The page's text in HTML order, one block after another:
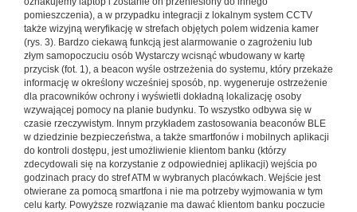
pomieszczenia), a w przypadku integracji z lokalnym system CCTV
także wizyjną weryfikację w strefach objętych polem widzenia kamer
(rys. 3). Bardzo ciekawą funkcją jest alarmowanie o zagrożeniu lub
złym samopoczuciu osób Wystarczy wcisnąć wbudowany w kartę
przycisk (fot. 1), a beacon wyśle ostrzeżenia do systemu, który przekaże
informację w określony wcześniej sposób, np. wygeneruje ostrzeżenie
dla pracowników ochrony i wyświetli dokładną lokalizację osoby
wzywającej pomocy na planie budynku. To wszystko odbywa się w
czasie rzeczywistym. Innym przykładem zastosowania beaconów BLE
w dziedzinie bezpieczeństwa, a także smartfonów i mobilnych aplikacji
do kontroli dostępu, jest umożliwienie klientom banku (którzy
zdecydowali się na korzystanie z odpowiedniej aplikacji) wejścia po
godzinach pracy do stref ATM w wybranych placówkach. Wejście jest
otwierane za pomocą smartfona i nie ma potrzeby wyjmowania w tym
celu karty. Powyższe rozwiązanie ma dawać klientom banku poczucie